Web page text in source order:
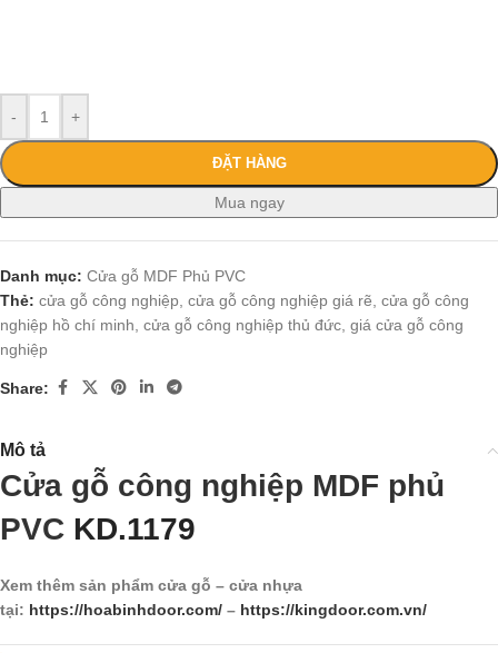
- +
ĐẶT HÀNG
Mua ngay
Danh mục: Cửa gỗ MDF Phủ PVC
Thẻ: cửa gỗ công nghiệp cửa gỗ công nghiệp giá rẽ cửa gỗ công
nghiệp hồ chí minh cửa gỗ công nghiệp thủ đức giá cửa gỗ công
nghiệp
Share:
Mô tả
Cửa gỗ công nghiệp MDF phủ
PVC KD.1179
Xem thêm sản phẩm cửa gỗ – cửa nhựa
tại: https://hoabinhdoor.com/ – https://kingdoor.com.vn/